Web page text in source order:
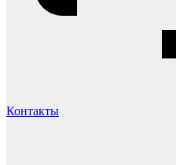
Контакты